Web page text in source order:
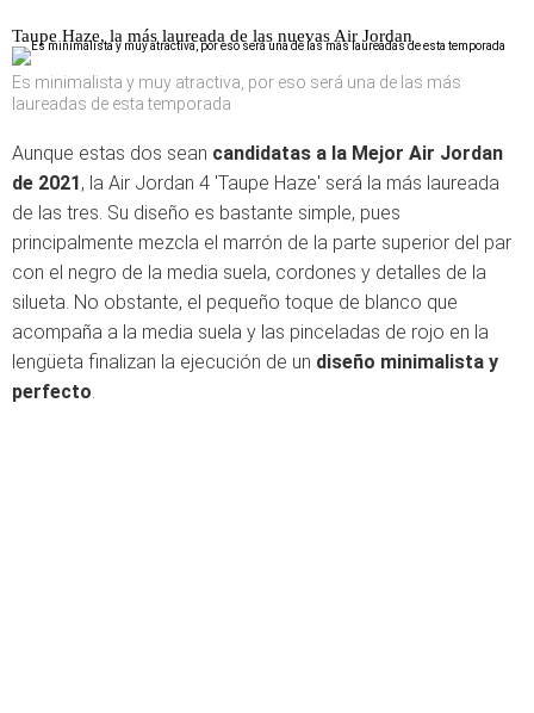
Taupe Haze, la más laureada de las nuevas Air Jordan
Es minimalista y muy atractiva, por eso será una de las más
laureadas de esta temporada
Aunque estas dos sean candidatas a la Mejor Air Jordan
de 2021, la Air Jordan 4 'Taupe Haze' será la más laureada
de las tres. Su diseño es bastante simple, pues
principalmente mezcla el marrón de la parte superior del par
con el negro de la media suela, cordones y detalles de la
silueta. No obstante, el pequeño toque de blanco que
acompaña a la media suela y las pinceladas de rojo en la
lengüeta finalizan la ejecución de un diseño minimalista y
perfecto.